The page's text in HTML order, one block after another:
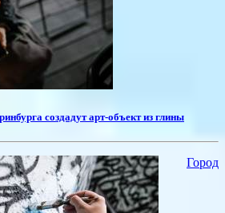
создадут арт-объект из глины
Город